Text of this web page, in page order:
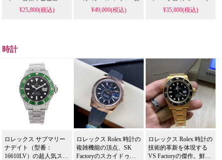
ピー、芸能人愛用風の
海外購入スタイルを格
ケットをあしらったお
しゃれなレザートート
で、LOUIS VUITTON風
の高品質な偽物バッグ
です。
¥25,800(税込)
の19x10cmサイズで、芸
能人にも支持されるカ
スピレーションと現代
的な機能性を融合させ
た精巧な偽物です。
¥49,000(税込)
ピー。金属ダブルロゴ
をあしらったコンパク
芸能人 スタイルを手軽
に取り入れられます。
¥35,800(税込)
時計
ロレックス サブマリー
ナデイト（型番：
16610LV）の超人気スー
ロレックス Rolex 時計の
複雑機能の頂点、SK
Factoryのスカイドゥエ
ロレックス Rolex 時計の
技術的革新を体現する
VS Factoryの傑作。鮮や